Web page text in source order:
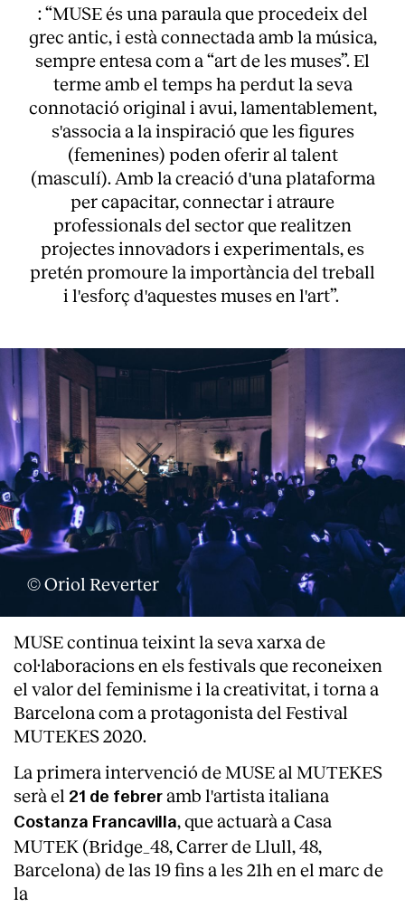
: “MUSE és una paraula que procedeix del
grec antic, i està connectada amb la música,
sempre entesa com a “art de les muses”. El
terme amb el temps ha perdut la seva
connotació original i avui, lamentablement,
s'associa a la inspiració que les figures
(femenines) poden oferir al talent
(masculí). Amb la creació d'una plataforma
per capacitar, connectar i atraure
professionals del sector que realitzen
projectes innovadors i experimentals, es
pretén promoure la importància del treball
i l'esforç d'aquestes muses en l'art”.
© Oriol Reverter
MUSE continua teixint la seva xarxa de
col·laboracions en els festivals que reconeixen
el valor del feminisme i la creativitat, i torna a
Barcelona com a protagonista del Festival
MUTEKES 2020.
La primera intervenció de MUSE al MUTEKES
serà el 21 de febrer amb l'artista italiana
Costanza Francavilla, que actuarà a Casa
MUTEK (Bridge_48, Carrer de Llull, 48,
Barcelona) de las 19 fins a les 21h en el marc de
la